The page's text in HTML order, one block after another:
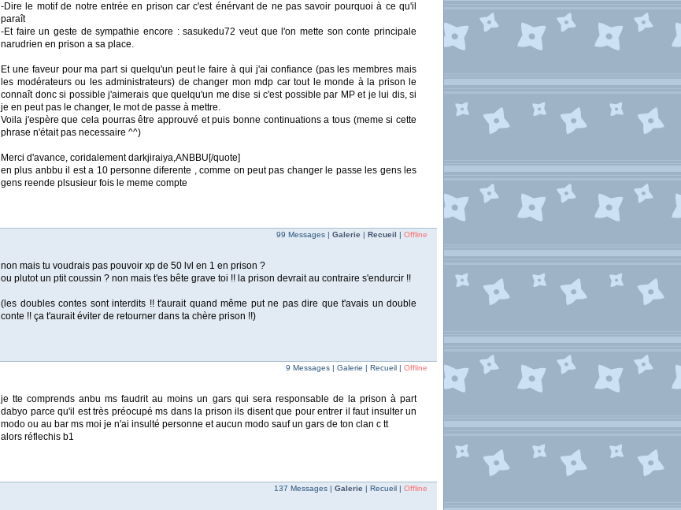
-Dire le motif de notre entrée en prison car c'est énérvant de ne pas savoir pourquoi à ce qu'il
paraît
-Et faire un geste de sympathie encore : sasukedu72 veut que l'on mette son conte principale
narudrien en prison a sa place.
Et une faveur pour ma part si quelqu'un peut le faire à qui j'ai confiance (pas les membres mais
les modérateurs ou les administrateurs) de changer mon mdp car tout le monde à la prison le
connaît donc si possible j'aimerais que quelqu'un me dise si c'est possible par MP et je lui dis, si
je en peut pas le changer, le mot de passe à mettre.
Voila j'espère que cela pourras être approuvé et puis bonne continuations a tous (meme si cette
phrase n'était pas necessaire ^^)
Merci d'avance, coridalement darkjiraiya,ANBBU[/quote]
en plus anbbu il est a 10 personne diferente , comme on peut pas changer le passe les gens les
gens reende plsusieur fois le meme compte
99 Messages | Galerie | Recueil | Offline
non mais tu voudrais pas pouvoir xp de 50 lvl en 1 en prison ?
ou plutot un ptit coussin ? non mais t'es bête grave toi !! la prison devrait au contraire s'endurcir !!
(les doubles contes sont interdits !! t'aurait quand même put ne pas dire que t'avais un double
conte !! ça t'aurait éviter de retourner dans ta chère prison !!)
9 Messages | Galerie | Recueil | Offline
je tte comprends anbu ms faudrit au moins un gars qui sera responsable de la prison à part
dabyo parce qu'il est très préocupé ms dans la prison ils disent que pour entrer il faut insulter un
modo ou au bar ms moi je n'ai insulté personne et aucun modo sauf un gars de ton clan c tt
alors réflechis b1
137 Messages | Galerie | Recueil | Offline